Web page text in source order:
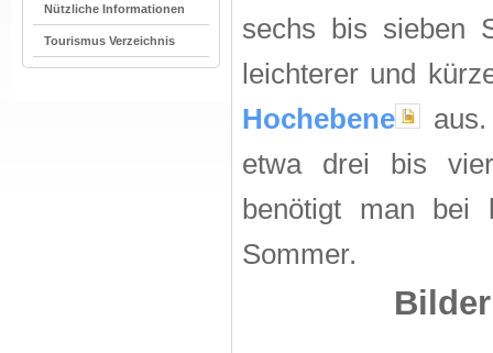
Nützliche Informationen
Tourismus Verzeichnis
sechs bis sieben
leichterer und
Hochebene
etwa drei bis
benötigt man bei
Sommer.